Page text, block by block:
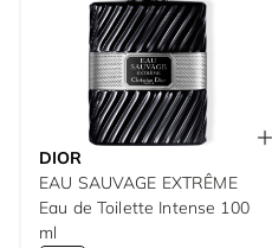
DIOR
EAU SAUVAGE EXTRÊME
Eau de Toilette Intense 100
ml